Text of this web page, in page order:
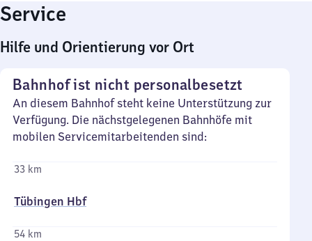
Service
Hilfe und Orientierung vor Ort
Bahnhof ist nicht personalbesetzt
An diesem Bahnhof steht keine Unterstützung zur
Verfügung. Die nächstgelegenen Bahnhöfe mit
mobilen Servicemitarbeitenden sind:
33 km
Tübingen Hbf
54 km